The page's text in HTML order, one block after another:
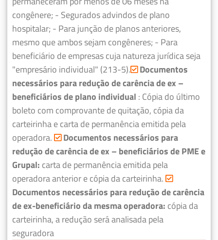
congênere; - Segurados advindos de plano
hospitalar; - Para junção de planos anteriores,
mesmo que ambos sejam congêneres; - Para
beneficiário de empresas cuja natureza jurídica seja
"empresário individual" (213-5). Documentos
necessários para redução de carência de ex –
beneficiários de plano individual : Cópia do último
boleto com comprovante de quitação, cópia da
carteirinha e carta de permanência emitida pela
operadora.
Documentos necessários para
redução de carência de ex – beneficiários de PME e
Grupal: carta de permanência emitida pela
operadora anterior e cópia da carteirinha.
Documentos necessários para redução de carência
de ex-beneficiário da mesma operadora: cópia da
carteirinha, a redução será analisada pela
seguradora